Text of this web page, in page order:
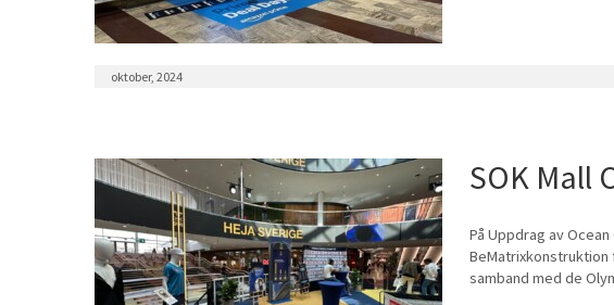
oktober, 2024
SOK Mall
På Uppdrag av
BeMatrixkonstruktion
samband med de